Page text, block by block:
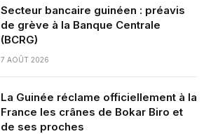
Secteur bancaire guinéen : préavis
de grève à la Banque Centrale
(BCRG)
7 AOÛT 2026
La Guinée réclame officiellement à la
France les crânes de Bokar Biro et
de ses proches